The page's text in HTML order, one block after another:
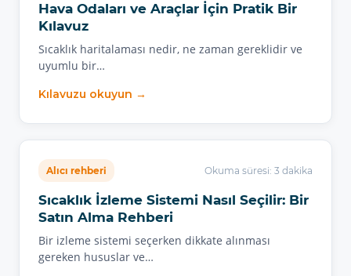
Hava Odaları ve Araçlar İçin Pratik Bir
Kılavuz
Sıcaklık haritalaması nedir, ne zaman gereklidir ve
uyumlu bir…
Kılavuzu okuyun →
Alıcı rehberi Okuma süresi: 3 dakika
Sıcaklık İzleme Sistemi Nasıl Seçilir: Bir
Satın Alma Rehberi
Bir izleme sistemi seçerken dikkate alınması
gereken hususlar ve…